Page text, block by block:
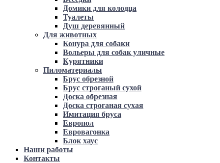
Домики для колодца
Туалеты
Душ деревянный
Для животных
Конура для собаки
Вольеры для собак уличные
Курятники
Пиломатериалы
Брус обрезной
Брус строганый сухой
Доска обрезная
Доска строганая сухая
Имитация бруса
Европол
Евровагонка
Блок хаус
Наши работы
Контакты